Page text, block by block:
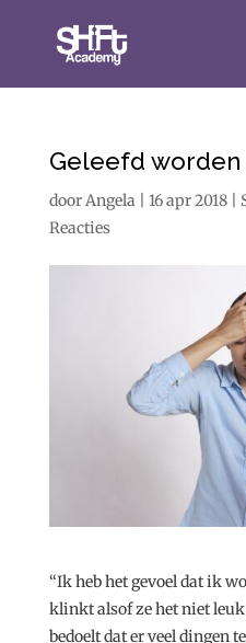
Geleefd worden
doorAngela 16 apr 2018|
Reacties
“Ik heb het gevoel dat ik
klinkt alsof ze het niet
bedoelt dat er veel dingen